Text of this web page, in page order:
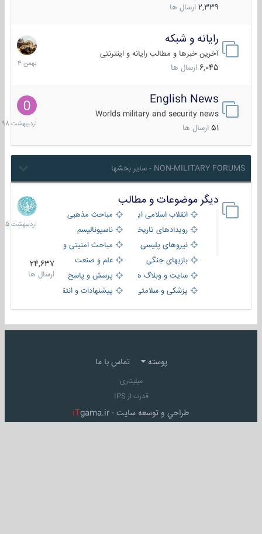
2,339 ارسال ها
رایانه و شبکه
آخرین خبرها و مطالب رایانه و اینترنتی
6,045 ارسال ها
30
بهمن
1404
English News
Worlds military and security news
51 ارسال ها
10
1398
NON-MILITARY FORUMS - سایر بخشها
دیگر موضوعات و مطالب
انقلاب اسلامی ایران
مباحث مذهبی
رویدادهای تاریخی و مذهبیناسیونالیسم
نیروهای پلیسی
مباحث امنیتی و اطلاعاتی
بازیهای جنگی
علم و صنعت
سایت و وبلاگ ها
پرسش و پاسخ
پزشکی و سلامتی
پیشنهادات و انتقادات
24,637
ارسال ها
8
1405
پوسته تماس با ما
میلیتاری
قدرت از IPS
طراحي و توسعه سايت - iTgama.ir